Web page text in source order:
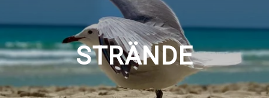
STRÄNDE